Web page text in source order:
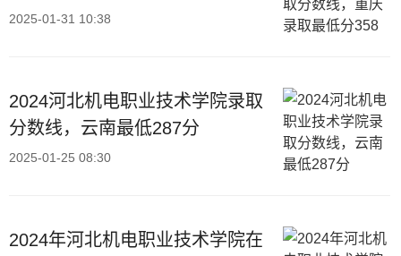
2025-01-31 10:38
2024河北机电职业技术学院录取
分数线，云南最低287分
2025-01-25 08:30
2024年河北机电职业技术学院在